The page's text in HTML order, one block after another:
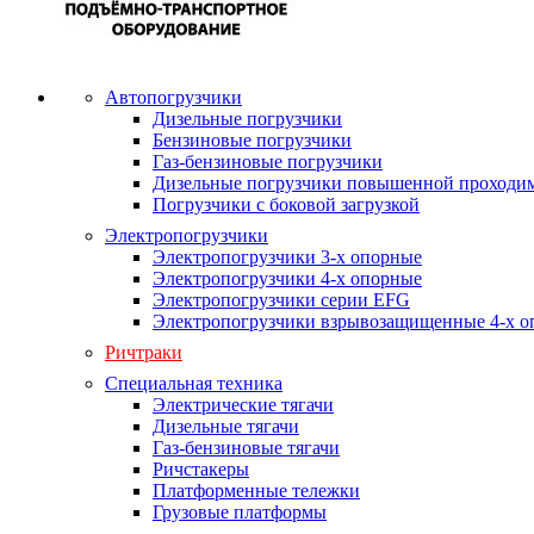
Автопогрузчики
Дизельные погрузчики
Бензиновые погрузчики
Газ-бензиновые погрузчики
Дизельные погрузчики повышенной
Погрузчики с боковой загрузкой
Электропогрузчики
Электропогрузчики 3-х опорные
Электропогрузчики 4-х опорные
Электропогрузчики серии EFG
Электропогрузчики взрывозащищенные 4-х
Ричтраки
Специальная техника
Электрические тягачи
Дизельные тягачи
Газ-бензиновые тягачи
Ричстакеры
Платформенные тележки
Грузовые платформы